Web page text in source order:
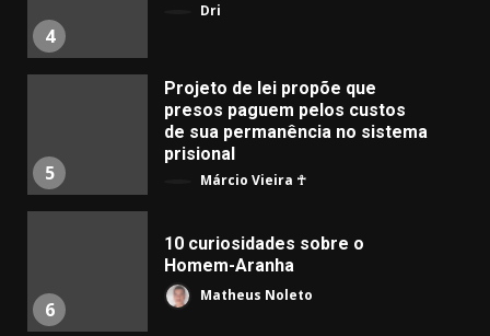
4
Dri
5
Projeto de lei propõe que
presos paguem pelos custos
de sua permanência no sistema
prisional
Márcio Vieira ☥
6
10 curiosidades sobre o
Homem-Aranha
Matheus Noleto